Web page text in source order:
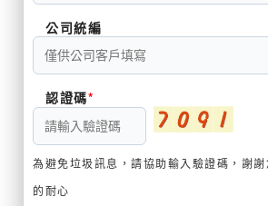
公司統編
認證碼
為避免垃圾訊息，請協助輸入驗證碼，謝謝
的耐心